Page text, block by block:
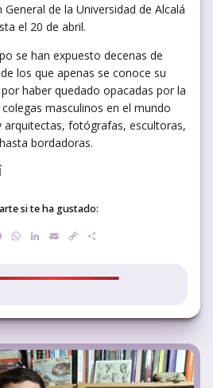
de la Universidad de Alcalá
el 20 de abril.
se han expuesto decenas de
los que apenas se conoce su
haber quedado opacadas por la
masculinos en el mundo
arquitectas, fotógrafas, escultoras,
bordadoras.
si te ha gustado:
Facebook
WhatsApp
LinkedIn
EmailCopy